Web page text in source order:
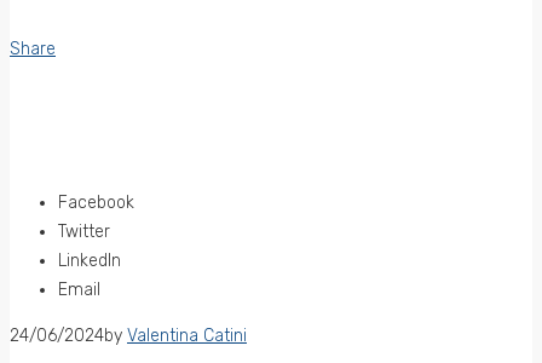
Share
Facebook
Twitter
LinkedIn
Email
24/06/2024by Valentina Catini